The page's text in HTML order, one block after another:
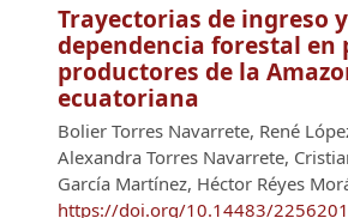
Trayectorias de ingreso y
dependencia forestal en
productores de la
ecuatoriana
Bolier Torres Navarrete, René
Alexandra Torres Navarrete,
García Martínez, Héctor Réyes
https://doi.org/10.14483/